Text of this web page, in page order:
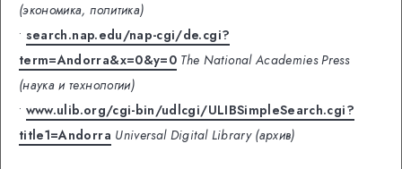
(экономика, политика)
• search.nap.edu/nap-cgi/de.cgi?
term=Andorra&x=0&y=0 The National Academies Press
(наука и технологии)
• www.ulib.org/cgi-bin/udlcgi/ULIBSimpleSearch.cgi?
title1=Andorra Universal Digital Library (архив)